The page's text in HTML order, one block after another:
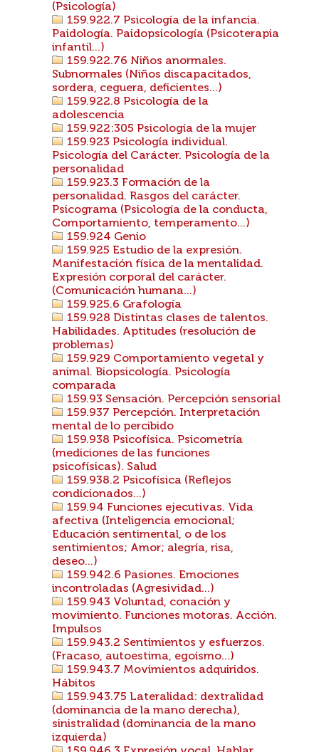
(Psicología)
159.922.7 Psicología de la infancia.
Paidología. Paidopsicología (Psicoterapia
infantil...)
159.922.76 Niños anormales.
Subnormales (Niños discapacitados,
sordera, ceguera, deficientes...)
159.922.8 Psicología de la
adolescencia
159.922:305 Psicología de la mujer
159.923 Psicología individual.
Psicología del Carácter. Psicología de la
personalidad
159.923.3 Formación de la
personalidad. Rasgos del carácter.
Psicograma (Psicología de la conducta,
Comportamiento, temperamento...)
159.924 Genio
159.925 Estudio de la expresión.
Manifestación física de la mentalidad.
Expresión corporal del carácter.
(Comunicación humana...)
159.925.6 Grafología
159.928 Distintas clases de talentos.
Habilidades. Aptitudes (resolución de
problemas)
159.929 Comportamiento vegetal y
animal. Biopsicología. Psicología
comparada
159.93 Sensación. Percepción sensorial
159.937 Percepción. Interpretación
mental de lo percibido
159.938 Psicofísica. Psicometría
(mediciones de las funciones
psicofísicas). Salud
159.938.2 Psicofísica (Reflejos
condicionados...)
159.94 Funciones ejecutivas. Vida
afectiva (Inteligencia emocional;
Educación sentimental, o de los
sentimientos; Amor; alegría, risa,
deseo...)
159.942.6 Pasiones. Emociones
incontroladas (Agresividad...)
159.943 Voluntad, conación y
movimiento. Funciones motoras. Acción.
Impulsos
159.943.2 Sentimientos y esfuerzos.
(Fracaso, autoestima, egoísmo...)
159.943.7 Movimientos adquiridos.
Hábitos
159.943.75 Lateralidad: dextralidad
(dominancia de la mano derecha),
sinistralidad (dominancia de la mano
izquierda)